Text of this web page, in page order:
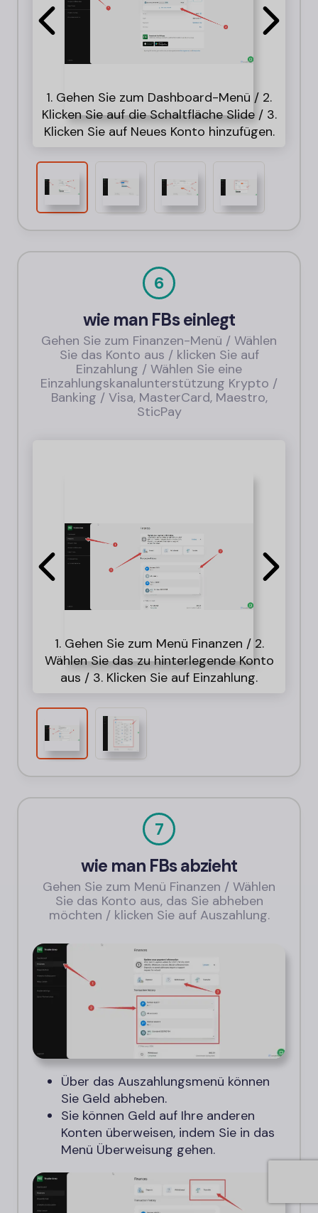
1. Gehen Sie zum Dashboard-Menü / 2.
Klicken Sie auf die Schaltfläche Slide / 3.
Klicken Sie auf Neues Konto hinzufügen.
6
wie man FBs einlegt
Gehen Sie zum Finanzen-Menü / Wählen
Sie das Konto aus / klicken Sie auf
Einzahlung / Wählen Sie eine
Einzahlungskanalunterstützung Krypto /
Banking / Visa, MasterCard, Maestro,
SticPay
1. Gehen Sie zum Menü Finanzen / 2.
Wählen Sie das zu hinterlegende Konto
aus / 3. Klicken Sie auf Einzahlung.
7
wie man FBs abzieht
Gehen Sie zum Menü Finanzen / Wählen
Sie das Konto aus, das Sie abheben
möchten / klicken Sie auf Auszahlung.
Über das Auszahlungsmenü können
Sie Geld abheben.
Sie können Geld auf Ihre anderen
Konten überweisen, indem Sie in das
Menü Überweisung gehen.